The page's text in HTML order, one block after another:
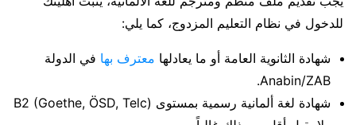
للدخول في نظام التعليم المزدوج، كما يلي:
شهادة الثانوية العامة أو ما يعادلها معترف بها في الدولة
Anabin/ZAB.
شهادة لغة ألمانية رسمية بمستوى B2 (Goethe, ÖSD, Telc)